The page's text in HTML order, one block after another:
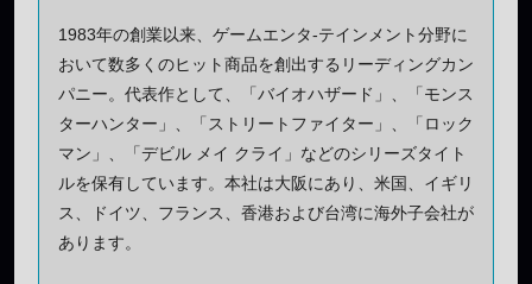
1983年の創業以来、ゲームエンタ-テインメント分野に
おいて数多くのヒット商品を創出するリーディングカン
パニー。代表作として、「バイオハザード」、「モンス
ターハンター」、「ストリートファイター」、「ロック
マン」、「デビル メイ クライ」などのシリーズタイト
ルを保有しています。本社は大阪にあり、米国、イギリ
ス、ドイツ、フランス、香港および台湾に海外子会社が
あります。